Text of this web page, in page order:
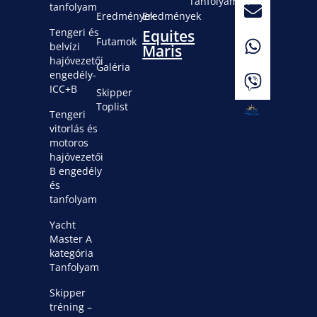
tanfolyam
Tengeri és
belvízi
hajóvezetői
engedély-
ICC+B
Tengeri
vitorlás és
motoros
hajóvezetői
B engedély
és
tanfolyam
Yacht
Master A
kategória
Tanfolyam
Skipper
tréning –
Eredmények
Futamok
Galéria
Skipper
Toplist
Eredmények
Equites
Maris